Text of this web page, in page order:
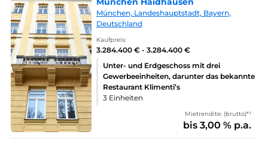
München, Landeshauptstadt, Bayern,
Deutschland
Kaufpreis:
3.284.400 € - 3.284.400 €
Unter- und Erdgeschoss mit drei
Gewerbeeinheiten, darunter das bekannte
Restaurant Klimenti’s
3 Einheiten
Mietrendite: (brutto)*¹
bis 3,00 % p.a.